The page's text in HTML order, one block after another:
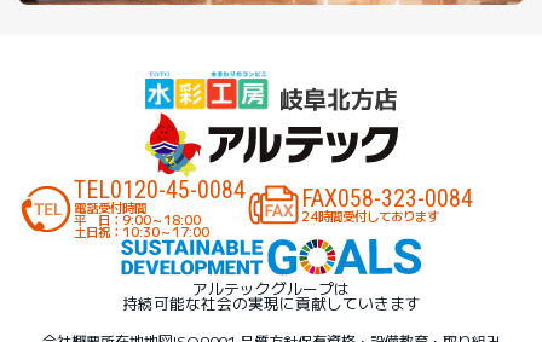
TEL0120-45-0084
電話受付時間
平 日：9:00～18:00
土日祝：10:30～17:00
FAX058-323-0084
24時間受付しております
アルテックグループは
持続可能な社会の実現に貢献していきます